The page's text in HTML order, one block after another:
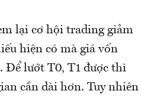
lại cơ hội trading giảm
hiện có mà giá vốn
Để lướt T0, T1 được thì
cần dài hơn. Tuy nhiên